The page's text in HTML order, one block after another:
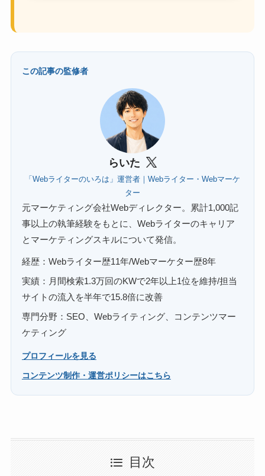
この記事の監修者
らいた
「Webライターのいろは」運営者｜Webライター・Webマーケ
ター
元マーケティング会社Webディレクター。累計1,000記
事以上の執筆経験をもとに、Webライターのキャリア
とマーケティングスキルについて発信。
経歴：Webライター歴11年/Webマーケター歴8年
実績：月間検索1.3万回のKWで2年以上1位を維持/担当
サイトの流入を半年で15.8倍に改善
専門分野：SEO、Webライティング、コンテンツマー
ケティング
プロフィールを見る
コンテンツ制作・運営ポリシーはこちら
目次